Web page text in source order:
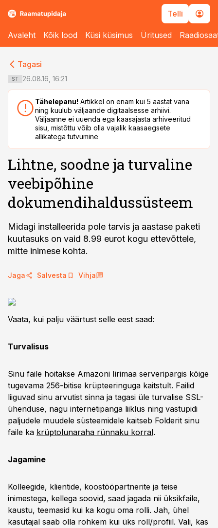
Telli
Avaleht Kõik lood Küsi küsimus Üritused
Tagasi
ST 26.08.16, 16:21
Tähelepanu! Artikkel on enam kui 5 aastat vana
ning kuulub väljaande digitaalsesse arhiivi.
Väljaanne ei uuenda ega kaasajasta arhiveeritud
sisu, mistõttu võib olla vajalik kaasaegsete
allikatega tutvumine
Lihtne, soodne ja turvaline
veebipõhine
dokumendihaldussüsteem
Midagi installeerida pole tarvis ja aastase paketi
kuutasuks on vaid 8.99 eurot kogu ettevõttele,
mitte inimese kohta.
Jaga Salvesta Vihja
Vaata, kui palju väärtust selle eest saad:
Turvalisus
Sinu faile hoitakse Amazoni Iirimaa serveripargis kõige
tugevama 256-bitise krüpteeringuga kaitstult. Failid
liiguvad sinu arvutist sinna ja tagasi üle turvalise SSL-
ühenduse, nagu internetipanga liiklus ning vastupidi
paljudele muudele süsteemidele kaitseb Folderit sinu
faile ka krüptolunaraha rünnaku korral.
Jagamine
Kolleegide, klientide, koostööpartnerite ja teise
inimestega, kellega soovid, saad jagada nii üksikfaile,
kaustu, teemasid kui ka kogu oma rolli. Jah, ühel
kasutajal saab olla rohkem kui üks roll/profiil. Vali, kas